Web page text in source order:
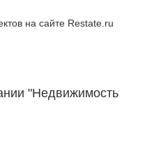
на сайте Restate.ru
"Недвижимость